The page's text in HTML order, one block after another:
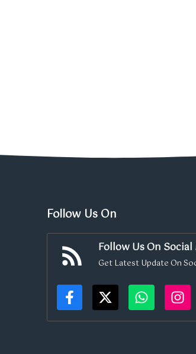
Follow Us On
Follow Us On Social
Get Latest Update On